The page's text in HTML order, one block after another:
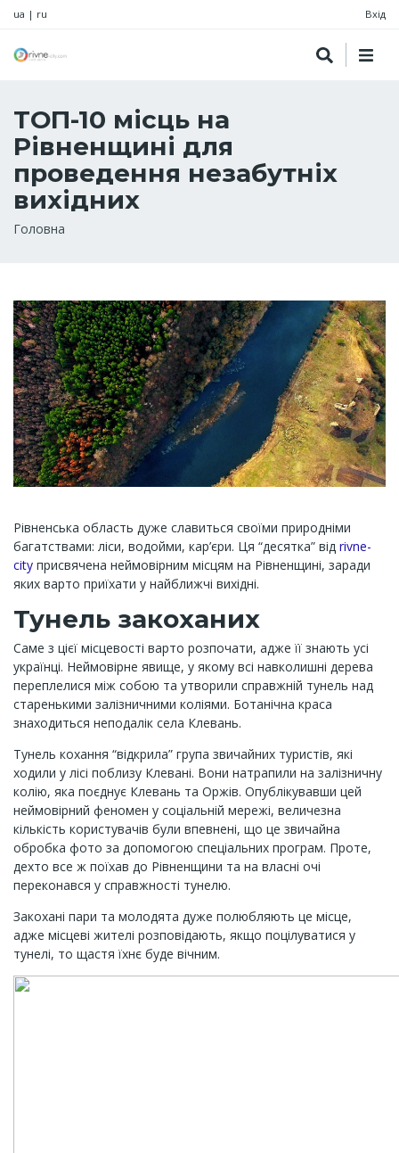
ua | ru Вхід
ТОП-10 місць на
Рівненщині для
проведення незабутніх
вихідних
Рядок
Головна
Рівненська область дуже славиться своїми природніми
багатствами: ліси, водойми, кар’єри. Ця “десятка” від rivne-
city присвячена неймовірним місцям на Рівненщині, заради
яких варто приїхати у найближчі вихідні.
Тунель закоханих
Саме з цієї місцевості варто розпочати, адже її знають усі
українці. Неймовірне явище, у якому всі навколишні дерева
переплелися між собою та утворили справжній тунель над
старенькими залізничними коліями. Ботанічна краса
знаходиться неподалік села Клевань.
Тунель кохання “відкрила” група звичайних туристів, які
ходили у лісі поблизу Клевані. Вони натрапили на залізничну
колію, яка поєднує Клевань та Оржів. Опублікувавши цей
неймовірний феномен у соціальній мережі, величезна
кількість користувачів були впевнені, що це звичайна
обробка фото за допомогою спеціальних програм. Проте,
дехто все ж поїхав до Рівненщини та на власні очі
переконався у справжності тунелю.
Закохані пари та молодята дуже полюбляють це місце,
адже місцеві жителі розповідають, якщо поцілуватися у
тунелі, то щастя їхнє буде вічним.